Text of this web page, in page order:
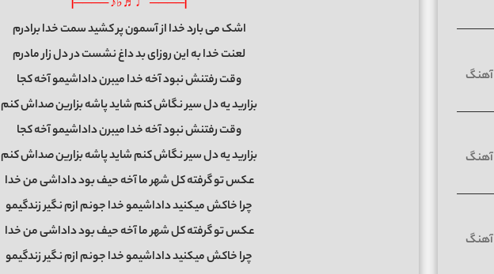
|──── ♩♬♭♪ ────|
اشک می بارد خدا از آسمون پر کشید سمت خدا برادرم
لعنت خدا به این روزای بد داغ نشست در دل زار مادرم
وقت رفتنش نبود آخه خدا میبرن داداشیمو آخه کجا
بزارید یه دل سیر نگاش کنم شاید پاشه بزارین صداش کنم
وقت رفتنش نبود آخه خدا میبرن داداشیمو آخه کجا
بزارید یه دل سیر نگاش کنم شاید پاشه بزارین صداش کنم
عکس تو گرفته کل شهر ما آخه حیف بود داداشی من خدا
چرا خاکش میکنید داداشیمو خدا جونم ازم نگیر زندگیمو
عکس تو گرفته کل شهر ما آخه حیف بود داداشی من خدا
چرا خاکش میکنید داداشیمو خدا جونم ازم نگیر زندگیمو